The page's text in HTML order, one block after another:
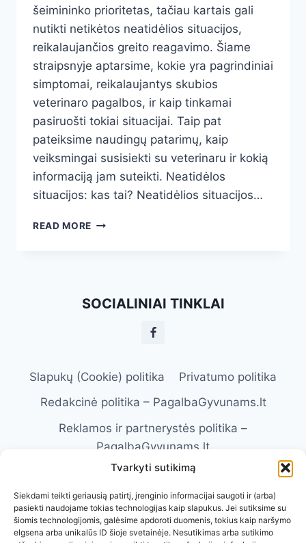
Tvarkyti sutikimą
Siekdami teikti geriausią patirtį, įrenginio informacijai saugoti ir (arba)
pasiekti naudojame tokias technologijas kaip slapukus. Jei sutiksime su
šiomis technologijomis, galėsime apdoroti duomenis, tokius kaip naršymo
elgsena arba unikalūs ID šioje svetainėje. Nesutikimas arba sutikimo
šeimininko prioritetas, tačiau kartais gali
nutikti netikėtos neatidėlios situacijos,
reikalaujančios greito reagavimo. Šiame
straipsnyje aptarsime, kokie yra pagrindiniai
simptomai, reikalaujantys skubios
veterinaro pagalbos, ir kaip tinkamai
pasiruošti tokiai situacijai. Taip pat
pateiksime naudingų patarimų, kaip
veiksmingai susisiekti su veterinaru ir kokią
informaciją jam suteikti. Neatidėlos
situacijos: kas tai? Neatidėlios situacijos…
READ MORE NEATIDĖLIOS
IR
SOCIALINIAI TINKLAI
Slapukų (Cookie) politika
Privatumo politika
Redakcinė politika – PagalbaGyvunams.lt
Reklamos ir partnerystės politika –
PagalbaGyvunams.lt
Atsakomybės apribojimas –
PagalbaGyvunams.lt
Naudojimosi taisyklės – PagalbaGyvunams.lt